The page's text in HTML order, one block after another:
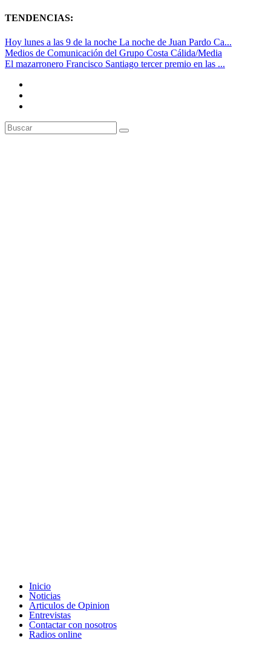
TENDENCIAS:
Hoy lunes a las 9 de la noche La noche de Juan Pardo Ca...
Medios de Comunicación del Grupo Costa Cálida/Media
El mazarronero Francisco Santiago tercer premio en las ...
Inicio
Noticias
Articulos de Opinion
Entrevistas
Contactar con nosotros
Radios online